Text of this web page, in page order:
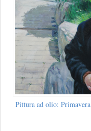
Pittura ad olio: Primavera